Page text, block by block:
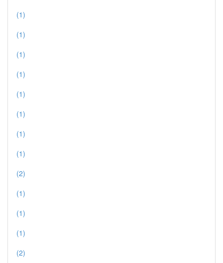
(1)
(1)
(1)
(1)
(1)
(1)
(1)
(1)
(2)
(1)
(1)
(1)
(2)